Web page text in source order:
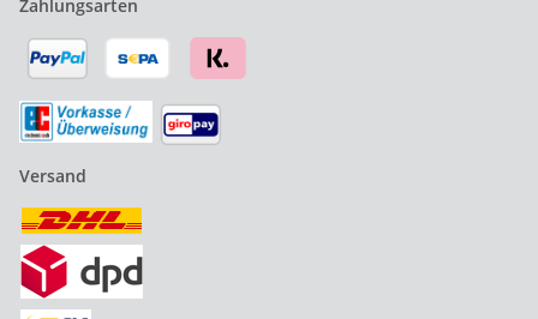
Zahlungsarten
Versand